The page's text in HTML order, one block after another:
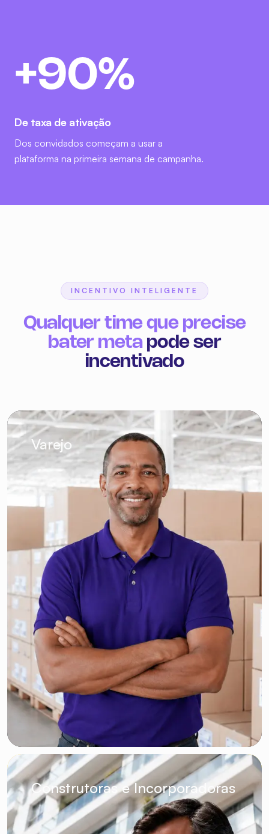
Resultado não se
Se comprova.
+90%
De taxa de ativação
Dos convidados começam a usar a
plataforma na primeira semana de campanha.
INCENTIVO INTELIGENTE
Varejo
Construtoras e Incorporadoras